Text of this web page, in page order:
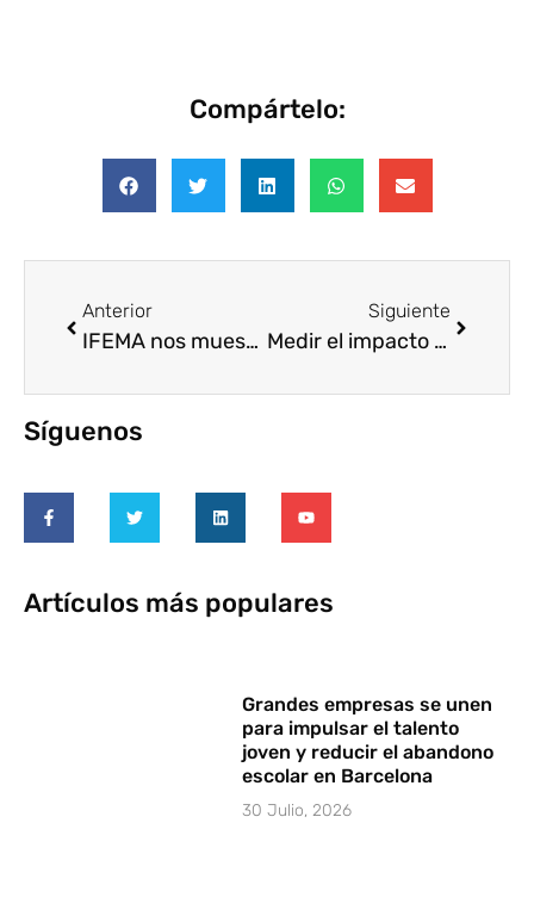
Compártelo:
Anterior
IFEMA nos muestra la solidaridad del hospital de emergencia
Siguiente
Medir el impacto del voluntariado corporativo
Síguenos
Artículos más populares
Grandes empresas se unen
para impulsar el talento
joven y reducir el abandono
escolar en Barcelona
30 Julio, 2026